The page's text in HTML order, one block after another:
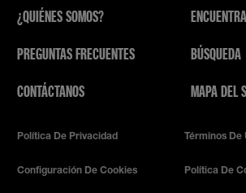
¿QUIÉNES SOMOS?
PREGUNTAS FRECUENTES
CONTÁCTANOS
BÚSQUEDA
MAPA DEL
Política De Privacidad Términos De
Configuración De Cookies Política De